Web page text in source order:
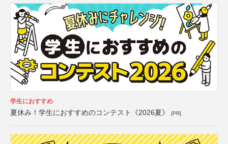
学生におすすめ
夏休み！学生におすすめのコンテスト《2026夏》 [PR]